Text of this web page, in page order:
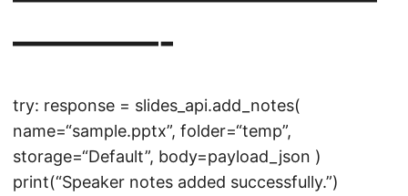
————-
try: response = slides_api.add_notes(
name=“sample.pptx”, folder=“temp”,
storage=“Default”, body=payload_json )
print(“Speaker notes added successfully.”)